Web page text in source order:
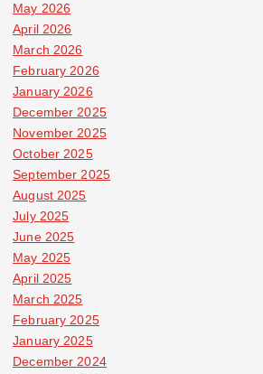
May 2026
April 2026
March 2026
February 2026
January 2026
December 2025
November 2025
October 2025
September 2025
August 2025
July 2025
June 2025
May 2025
April 2025
March 2025
February 2025
January 2025
December 2024